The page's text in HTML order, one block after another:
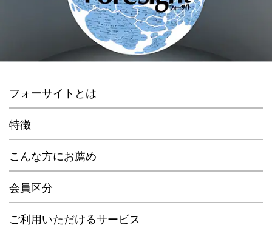
フォーサイトとは
特徴
こんな方にお薦め
会員区分
ご利用いただけるサービス